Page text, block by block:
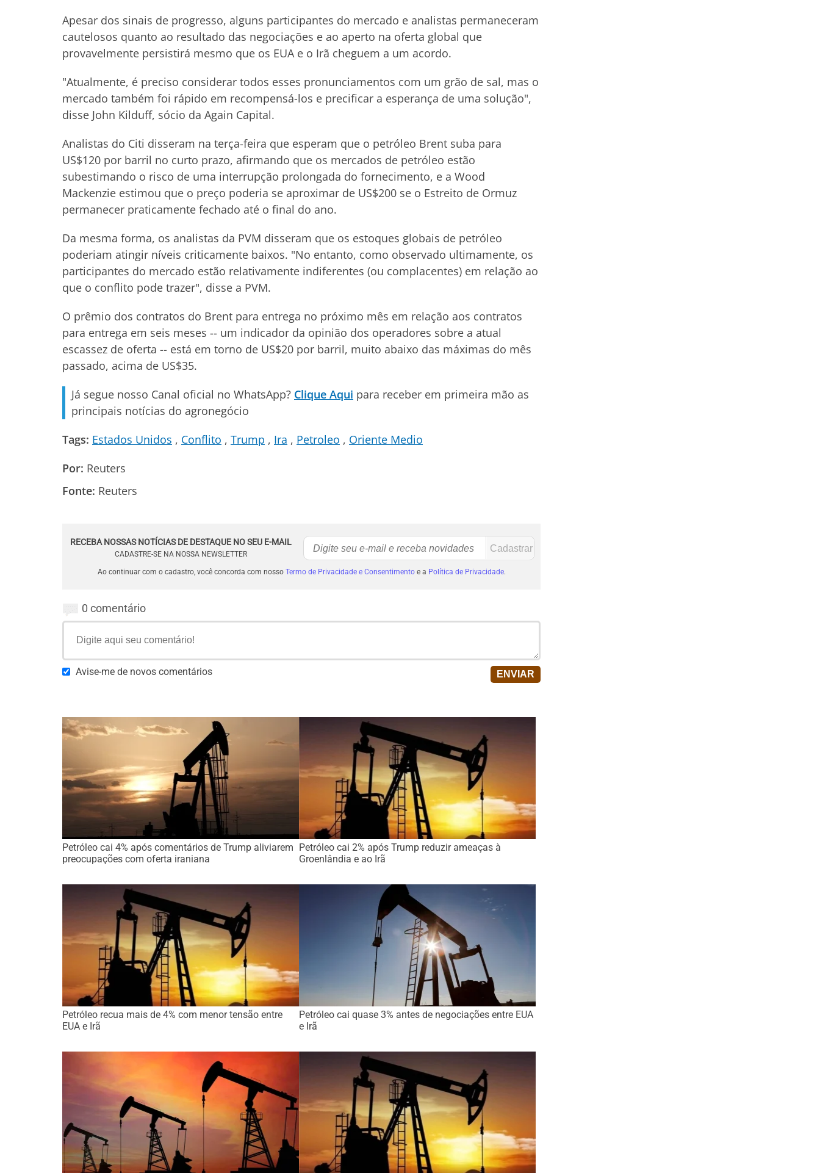
Apesar dos sinais de progresso, alguns participantes do mercado e analistas permaneceram
cautelosos quanto ao resultado das negociações e ao aperto na oferta global que
provavelmente persistirá mesmo que os EUA e o Irã cheguem a um acordo.
"Atualmente, é preciso considerar todos esses pronunciamentos com um grão de sal, mas o
mercado também foi rápido em recompensá-los e precificar a esperança de uma solução",
disse John Kilduff, sócio da Again Capital.
Analistas do Citi disseram na terça-feira que esperam que o petróleo Brent suba para
US$120 por barril no curto prazo, afirmando que os mercados de petróleo estão
subestimando o risco de uma interrupção prolongada do fornecimento, e a Wood
Mackenzie estimou que o preço poderia se aproximar de US$200 se o Estreito de Ormuz
permanecer praticamente fechado até o final do ano.
Da mesma forma, os analistas da PVM disseram que os estoques globais de petróleo
poderiam atingir níveis criticamente baixos. "No entanto, como observado ultimamente, os
participantes do mercado estão relativamente indiferentes (ou complacentes) em relação ao
que o conflito pode trazer", disse a PVM.
O prêmio dos contratos do Brent para entrega no próximo mês em relação aos contratos
para entrega em seis meses -- um indicador da opinião dos operadores sobre a atual
escassez de oferta -- está em torno de US$20 por barril, muito abaixo das máximas do mês
passado, acima de US$35.
Já segue nosso Canal oficial no WhatsApp? Clique Aqui para receber em primeira mão as
principais notícias do agronegócio
Tags: Estados Unidos Conflito Trump Ira Petroleo
Oriente Medio
Por: Reuters
Fonte: Reuters
RECEBA NOSSAS NOTÍCIAS DE DESTAQUE NO SEU E-MAIL
CADASTRE-SE NA NOSSA NEWSLETTER
Ao continuar com o cadastro, você concorda com nosso Termo de Privacidade e Consentimentoe a Política de Privacidade.
0 comentário
Avise-me de novos comentários
Petróleo cai 4% após comentários de Trump aliviarem
preocupações com oferta iraniana
Petróleo cai 2% após Trump reduzir ameaças à
Groenlândia e ao Irã
Petróleo recua mais de 4% com menor tensão entre
EUA e Irã
Petróleo cai quase 3% antes de negociações entre EUA
e Irã